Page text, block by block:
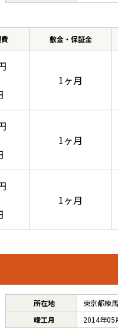
敷金・保証金
1ヶ月
1ヶ月
1ヶ月
所在地
東京都練
竣工月
2014年05